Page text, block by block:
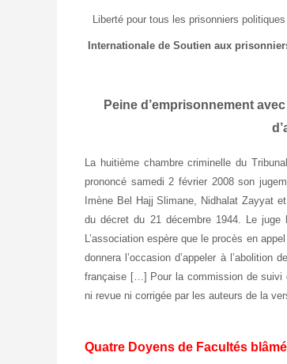
Liberté pour tous les prisonniers
Internationale de Soutien aux
Peine d’emprisonnement
La huitième chambre criminelle du
prononcé samedi 2 février 2008 son
Imène Bel Hajj Slimane, Nidhalat Zayyat
du décret du 21 décembre 1944. Le
L’association espère que le procès en
donnera l’occasion d’appeler à
française […] Pour la commission de suivi
ni revue ni corrigée par les auteurs de la
Quatre Doyens de Facultés